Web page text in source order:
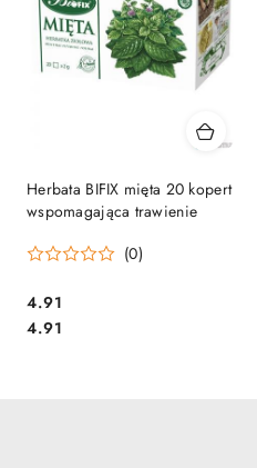
Herbata BIFIX mięta 20 kopert
wspomagająca trawienie
(0)
Cena:
4.91
Cena:
4.91